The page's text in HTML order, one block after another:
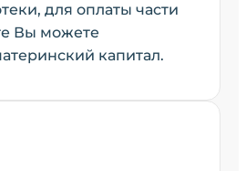
для оплаты части
Вы можете
капитал.